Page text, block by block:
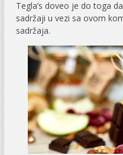
Tegla’s doveo je do toga
sadržaji u vezi sa ovom
sadržaja.